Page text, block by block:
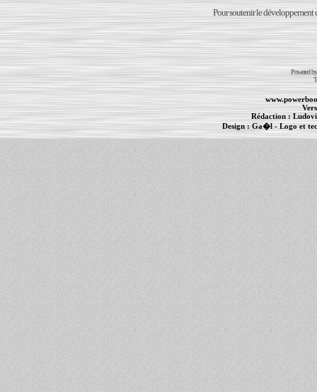
Pour soutenir le développement
Powered
Rédaction :
Design :Ga�l- Logo et
PowerBook